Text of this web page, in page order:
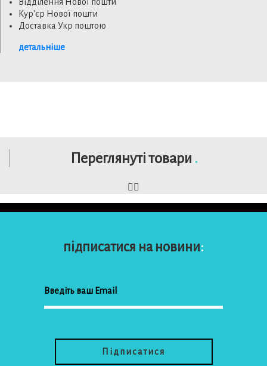
Відділення Нової пошти
Кур'єр Нової пошти
Доставка Укр поштою
детальніше
Переглянуті товари .
підписатися на новини: